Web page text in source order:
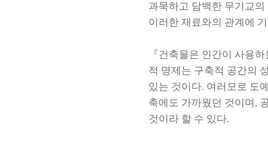
과묵하고 담백한 무기교
이러한 재료와의 관계에
『건축물은 인간이 사용
적 명제는 구축적 공간의
있는 것이다. 여러모로 도
축에도 가까웠던 것이며,
것이라 할 수 있다.